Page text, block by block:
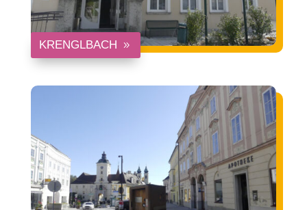
KRENGLBACH